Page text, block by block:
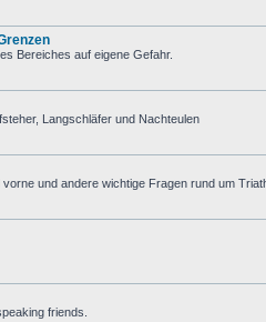
Bereiches auf eigene Gefahr.
Langschläfer und Nachteulen
und andere wichtige Fragen rund um
friends.